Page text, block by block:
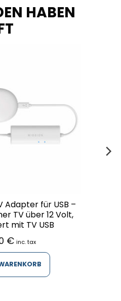
HABEN
Adapter für USB –
TV über 12 Volt,
mit TV USB
€ inc. tax